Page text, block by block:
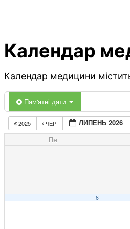
Календар
Календар медицини
Пам'ятні дати
2025 ЧЕР ЛИПЕНЬ 2026
Пн
6